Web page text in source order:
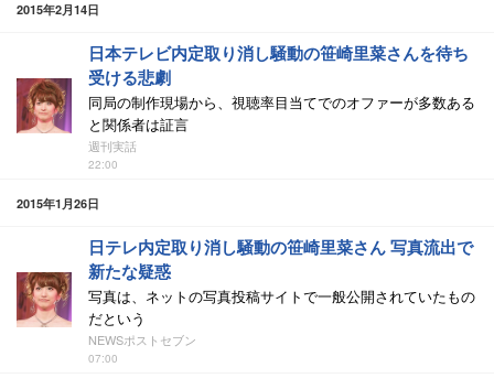
2015年2月14日
日本テレビ内定取り消し騒動の笹崎里菜さんを待ち
受ける悲劇
同局の制作現場から、視聴率目当てでのオファーが多数ある
と関係者は証言
週刊実話
22:00
2015年1月26日
日テレ内定取り消し騒動の笹崎里菜さん 写真流出で
新たな疑惑
写真は、ネットの写真投稿サイトで一般公開されていたもの
だという
NEWSポストセブン
07:00